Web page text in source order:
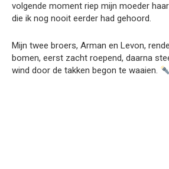
volgende moment riep mijn moeder
die ik nog nooit eerder had gehoord.
Mijn twee broers, Arman en Levon,
bomen, eerst zacht roepend, daarna
wind door de takken begon te waaien.